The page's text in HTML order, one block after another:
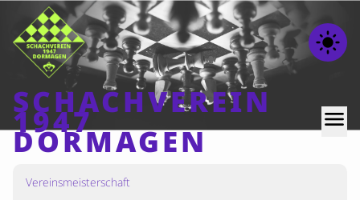
light_mode
SCHACHVEREIN
1947
DORMAGEN
menu
Home
Vereinsmeisterschaft